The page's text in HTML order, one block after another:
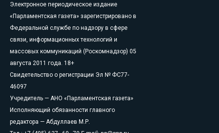
Электронное периодическое издание
«Парламентская газета» зарегистрировано в
Федеральной службе по надзору в сфере
связи, информационных технологий и
массовых коммуникаций (Роскомнадзор) 05
августа 2011 года. 18+
Свидетельство о регистрации Эл № ФС77-
46097
Учредитель — АНО «Парламентская газета»
Исполняющий обязанности главного
редактора — Абдуллаев М.Р.